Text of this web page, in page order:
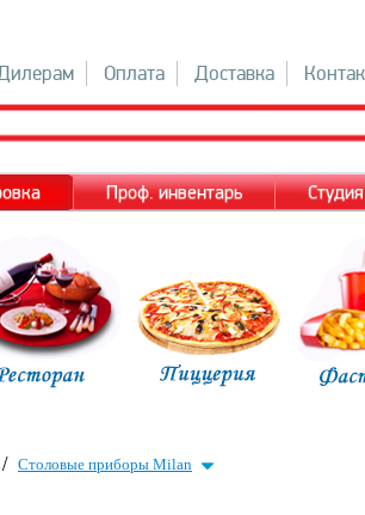
Оплата Доставка
Проф. инвентарь
/ Столовые приборы Milan